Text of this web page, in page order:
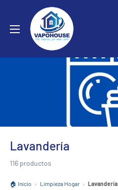
directamente
vapohouse
Lavandería
116 productos
🏠 Inicio › Limpieza Hogar › Lavandería